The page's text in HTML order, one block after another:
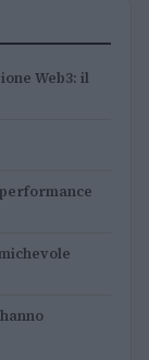
Web3: il